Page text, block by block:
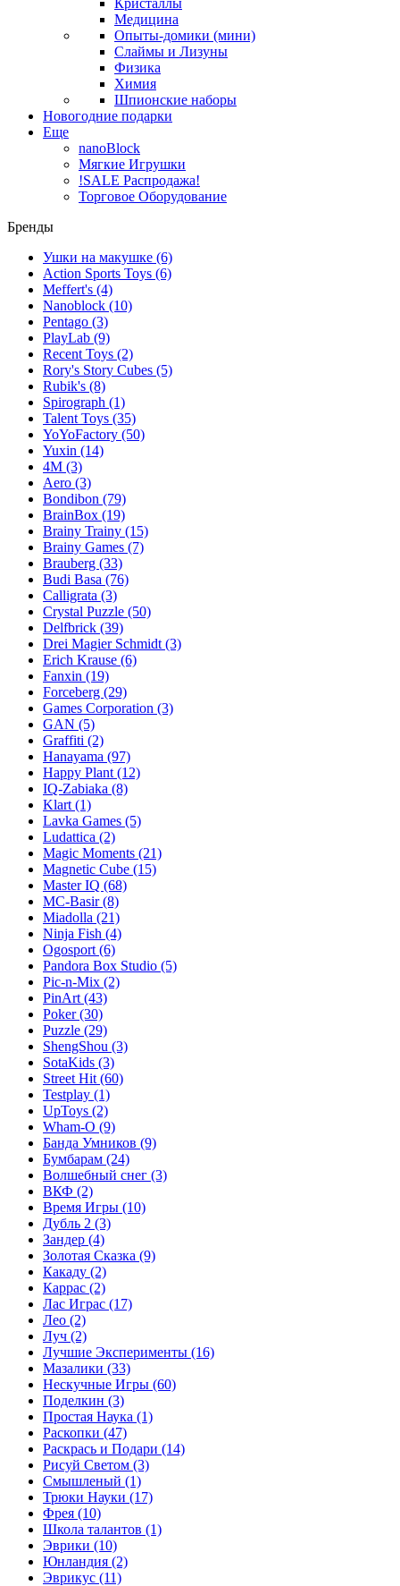
Кристаллы
Медицина
Опыты-домики (мини)
Слаймы и Лизуны
Физика
Химия
Шпионские наборы
Новогодние подарки
Еще
nanoBlock
Мягкие Игрушки
!SALE Распродажа!
Торговое Оборудование
Бренды
Ушки на макушке (6)
Action Sports Toys (6)
Meffert's (4)
Nanoblock (10)
Pentago (3)
PlayLab (9)
Recent Toys (2)
Rory's Story Cubes (5)
Rubik's (8)
Spirograph (1)
Talent Toys (35)
YoYoFactory (50)
Yuxin (14)
4M (3)
Aero (3)
Bondibon (79)
BrainBox (19)
Brainy Trainy (15)
Brainy Games (7)
Brauberg (33)
Budi Basa (76)
Calligrata (3)
Crystal Puzzle (50)
Delfbrick (39)
Drei Magier Schmidt (3)
Erich Krause (6)
Fanxin (19)
Forceberg (29)
Games Corporation (3)
GAN (5)
Graffiti (2)
Hanayama (97)
Happy Plant (12)
IQ-Zabiaka (8)
Klart (1)
Lavka Games (5)
Ludattica (2)
Magic Moments (21)
Magnetic Cube (15)
Master IQ (68)
MC-Basir(8)
Miadolla (21)
Ninja Fish (4)
Ogosport (6)
Pandora Box Studio (5)
Pic-n-Mix (2)
PinArt (43)
Poker(30)
Puzzle (29)
ShengShou (3)
SotaKids (3)
Street Hit (60)
Testplay (1)
UpToys (2)
Wham-O (9)
Банда Умников (9)
Бумбарам (24)
Волшебный снег (3)
ВКФ (2)
Время Игры (10)
Дубль 2 (3)
Зандер (4)
Золотая Сказка (9)
Какаду (2)
Каррас (2)
Лас Играс (17)
Лео (2)
Луч (2)
Лучшие Эксперименты (16)
Мазалики (33)
Нескучные Игры (60)
Поделкин (3)
Простая Наука (1)
Раскопки (47)
Раскрась и Подари (14)
Рисуй Светом (3)
Смышленый (1)
Трюки Науки (17)
Фрея (10)
Школа талантов (1)
Эврики (10)
Юнландия (2)
Эврикус (11)